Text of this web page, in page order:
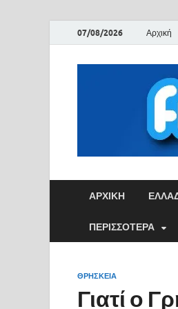
07/08/2026 Αρχική
ΑΡΧΙΚΉ
ΠΕΡΙΣΣΟΤΕΡΑ
ΘΡΗΣΚΕΙΑ
Γιατί ο